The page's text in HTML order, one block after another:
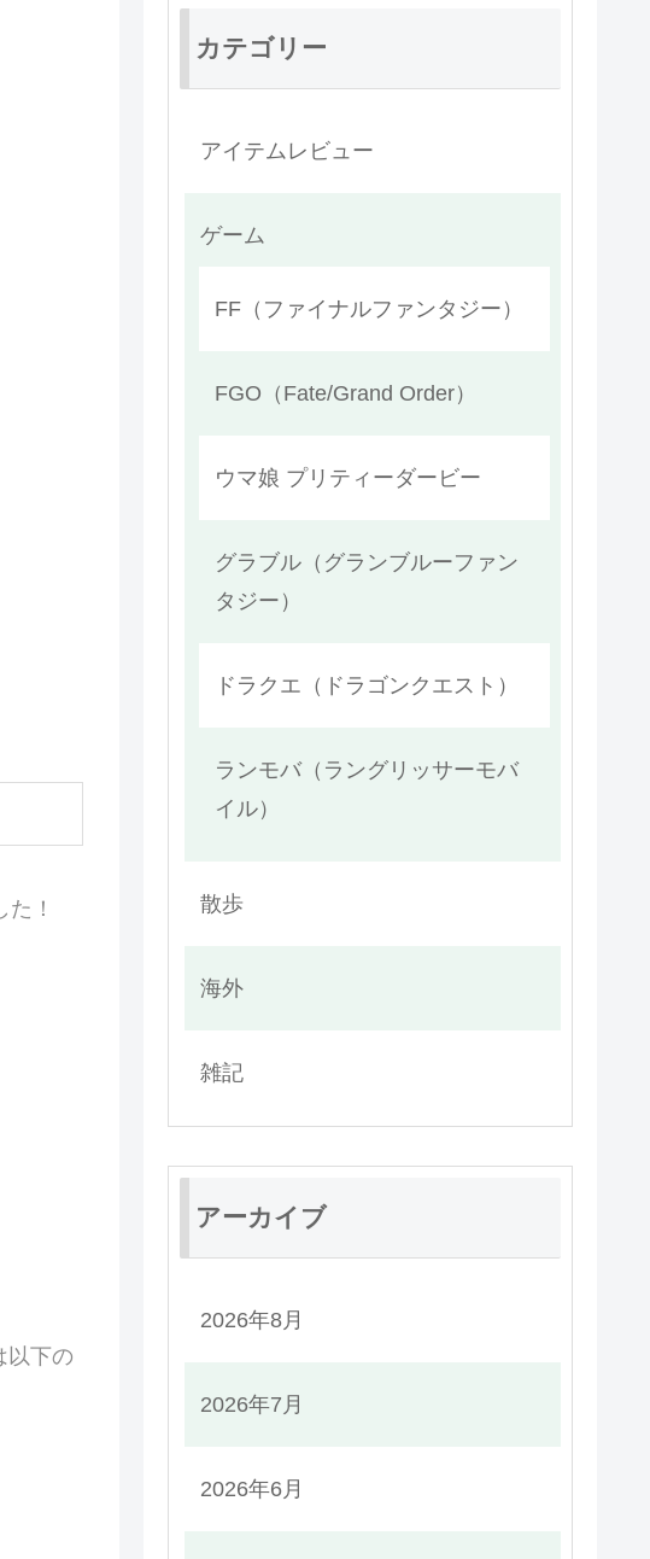
！
以下の
カテゴリー
アイテムレビュー
ゲーム
FF（ファイナルファンタジー）
FGO（Fate/Grand Order）
ウマ娘 プリティーダービー
グラブル（グランブルーファン
タジー）
ドラクエ（ドラゴンクエスト）
ランモバ（ラングリッサーモバ
イル）
散歩
海外
雑記
アーカイブ
2026年8月
2026年7月
2026年6月